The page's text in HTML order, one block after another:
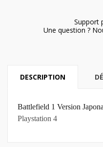
Support
Une question ?
DESCRIPTION
Battlefield 1 Version
Playstation 4